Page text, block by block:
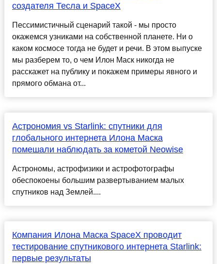
создателя Тесла и SpaceX
Пессимистичный сценарий такой - мы просто
окажемся узниками на собственной планете. Ни о
каком космосе тогда не будет и речи. В этом выпуске
мы разберем то, о чем Илон Маск никогда не
расскажет на публику и покажем примеры явного и
прямого обмана от...
Астрономия vs Starlink: спутники для
глобального интернета Илона Маска
помешали наблюдать за кометой Neowise
Астрономы, астрофизики и астрофотографы
обеспокоены большим развертыванием малых
спутников над Землей....
Компания Илона Маска SpaceX проводит
тестирование спутникового интернета Starlink:
первые результаты